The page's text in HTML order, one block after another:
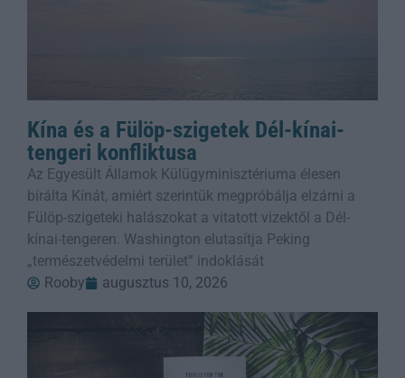
Kína és a Fülöp-szigetek Dél-kínai-
tengeri konfliktusa
Az Egyesült Államok Külügyminisztériuma élesen
bírálta Kínát, amiért szerintük megpróbálja elzárni a
Fülöp-szigeteki halászokat a vitatott vizektől a Dél-
kínai-tengeren. Washington elutasítja Peking
„természetvédelmi terület” indoklását
Rooby
augusztus 10, 2026